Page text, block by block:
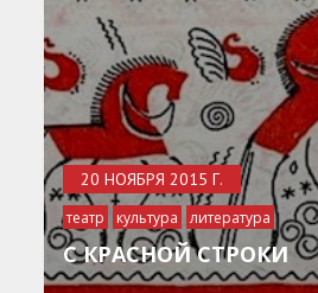
20 НОЯБРЯ 2015 Г.
театр культура
литература
живопись современное искусство
С КРАСНОЙ СТРОКИ